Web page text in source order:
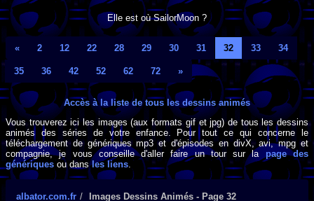
Elle est où SailorMoon ?
« 2 12 22 28 29 30 31 32 33 34
35 36 42 52 62 72 »
Accès à la liste de tous les dessins animés
Vous trouverez ici les images (aux formats gif et jpg) de tous les dessins
animés des séries de votre enfance. Pour tout ce qui concerne le
téléchargement de génériques mp3 et d'épisodes en divX, avi, mpg et
compagnie, je vous conseille d'aller faire un tour sur la page des
génériques ou dansles liens.
albator.com.fr Images Dessins Animés - Page 32